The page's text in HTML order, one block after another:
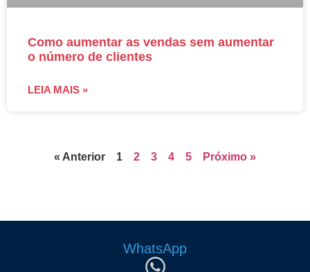
Como aumentar as vendas sem aumentar
o número de clientes
LEIA MAIS »
« Anterior 1 2 3 4 5 Próximo »
WhatsApp